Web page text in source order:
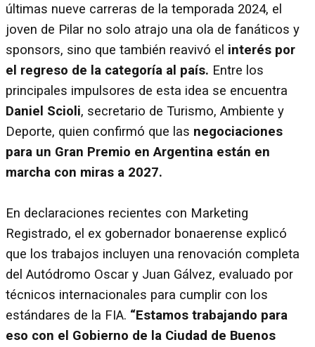
últimas nueve carreras de la temporada 2024, el
joven de Pilar no solo atrajo una ola de fanáticos y
sponsors, sino que también reavivó el interés por
el regreso de la categoría al país. Entre los
principales impulsores de esta idea se encuentra
Daniel Scioli, secretario de Turismo, Ambiente y
Deporte, quien confirmó que las negociaciones
para un Gran Premio en Argentina están en
marcha con miras a 2027.
En declaraciones recientes con Marketing
Registrado, el ex gobernador bonaerense explicó
que los trabajos incluyen una renovación completa
del Autódromo Oscar y Juan Gálvez, evaluado por
técnicos internacionales para cumplir con los
estándares de la FIA. “Estamos trabajando para
eso con el Gobierno de la Ciudad de Buenos